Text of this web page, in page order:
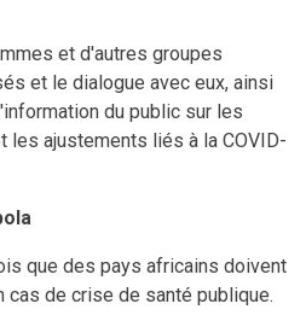
et d'autres groupes
et le dialogue avec eux, ainsi
du public sur les
les ajustements liés à la COVID-
que des pays africains doivent
de crise de santé publique.